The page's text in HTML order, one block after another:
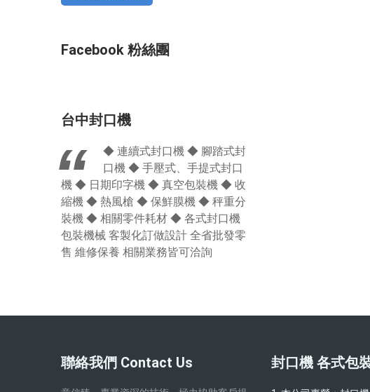
Facebook 粉絲團
台中封口機
◆ 連續式封口機 ◆ 腳踏式封
口機 ◆ 手壓式、手提式封口
機 ◆ 日期印字機 ◆ 真空包裝機 ◆ 收
縮機 ◆ 熱風槍 ◆ 保鮮膜機 ◆ 秤重分
裝機 ◆ 相關零件耗材 ◆ 各式封口機
包裝機械 客製化訂做設計 全省批發零
售 維修保養 相關業務皆可洽詢
聯絡我們 Contact Us 封口機 各式包